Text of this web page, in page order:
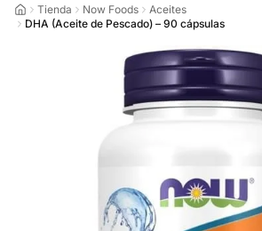
Tienda Now Foods
Aceites
DHA (Aceite de Pescado) – 90 cápsulas